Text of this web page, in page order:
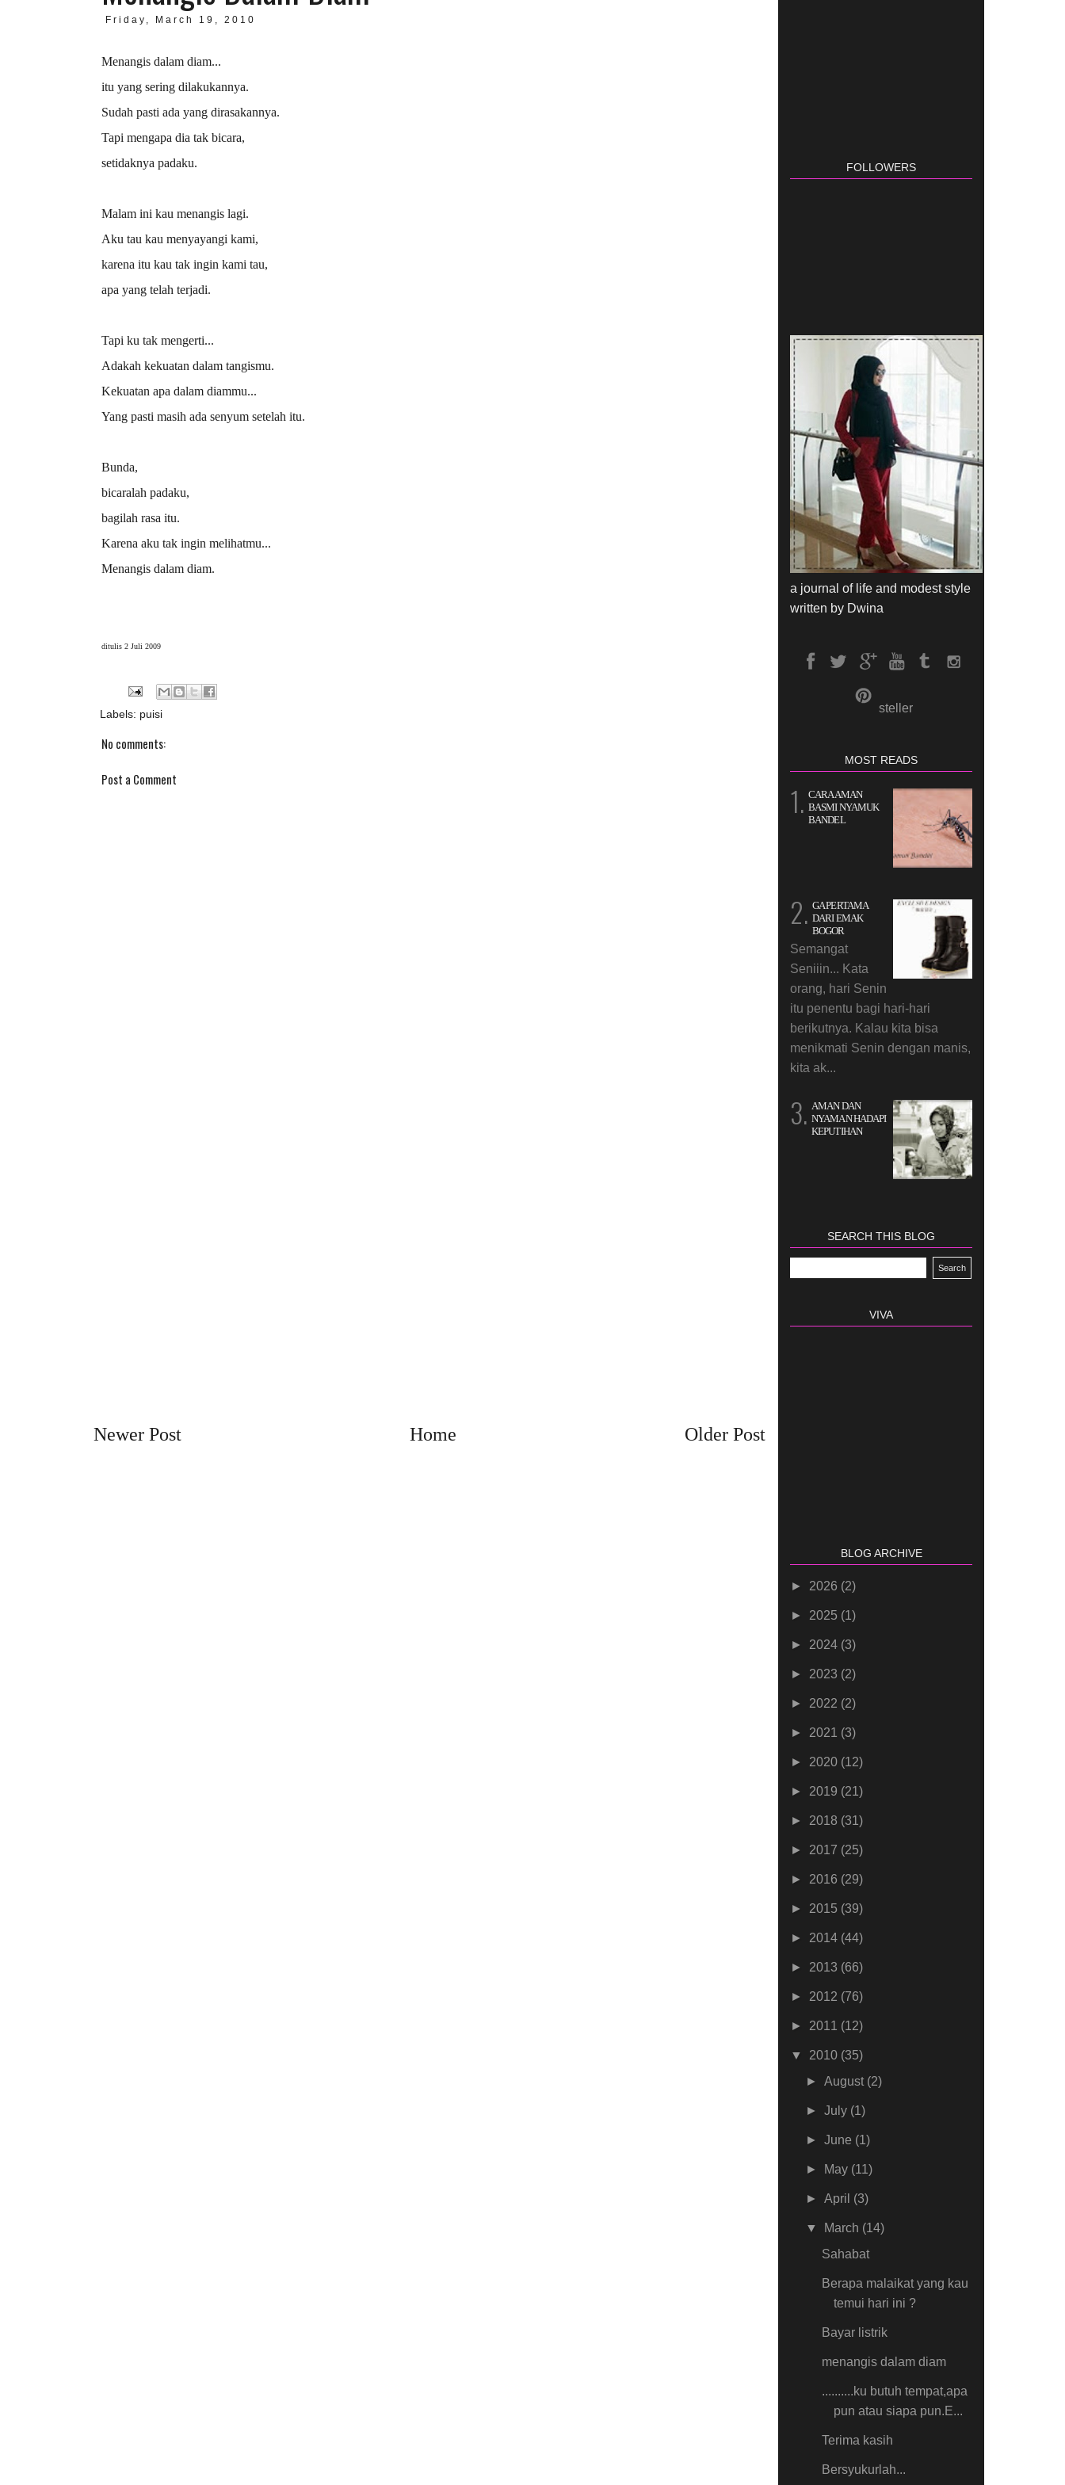
Friday, March 19, 2010
Menangis dalam diam...
itu yang sering dilakukannya.
Sudah pasti ada yang dirasakannya.
Tapi mengapa dia tak bicara,
setidaknya padaku.
Malam ini kau menangis lagi.
Aku tau kau menyayangi kami,
karena itu kau tak ingin kami tau,
apa yang telah terjadi.
Tapi ku tak mengerti...
Adakah kekuatan dalam tangismu.
Kekuatan apa dalam diammu...
Yang pasti masih ada senyum setelah itu.
Bunda,
bicaralah padaku,
bagilah rasa itu.
Karena aku tak ingin melihatmu...
Menangis dalam diam.
ditulis 2 Juli 2009
Labels: puisi
No comments:
Post a Comment
Newer Post Older Post
Home
FOLLOWERS
a journal of life and modest style
written by Dwina
steller
MOST READS
CARA AMAN
BASMI NYAMUK
BANDEL
GA PERTAMA
DARI EMAK
BOGOR
Semangat
Seniiin... Kata
orang, hari Senin
itu penentu bagi hari-hari
berikutnya. Kalau kita bisa
menikmati Senin dengan manis,
kita ak...
AMAN DAN
NYAMAN HADAPI
KEPUTIHAN
SEARCH THIS BLOG
VIVA
BLOG ARCHIVE
► 2026 (2)
► 2025 (1)
► 2024 (3)
► 2023 (2)
► 2022 (2)
► 2021 (3)
► 2020 (12)
► 2019 (21)
► 2018 (31)
► 2017 (25)
► 2016 (29)
► 2015 (39)
► 2014 (44)
► 2013 (66)
► 2012 (76)
► 2011 (12)
▼ 2010 (35)
►August (2)
►July (1)
►June (1)
► May (11)
►April (3)
▼ March (14)
Sahabat
Berapa malaikat yang kau
temui hari ini ?
Bayar listrik
menangis dalam diam
..........ku butuh tempat,apa
pun atau siapa pun.E...
Terima kasih
Bersyukurlah...